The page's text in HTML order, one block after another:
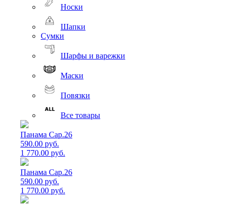
Носки
Шапки
Сумки
Шарфы и варежки
Маски
Повязки
Все товары
Панама Cap.26
590.00 руб.
1 770.00 руб.
Панама Cap.26
590.00 руб.
1 770.00 руб.